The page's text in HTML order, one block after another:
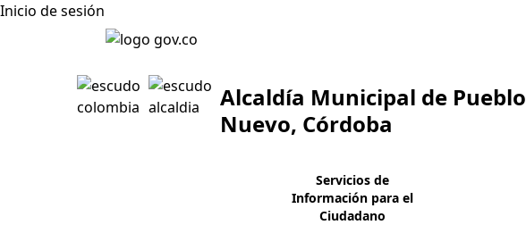
Inicio de sesión
Alcaldía Municipal de Pueblo
Nuevo, Córdoba
Servicios de
Información para el
Ciudadano